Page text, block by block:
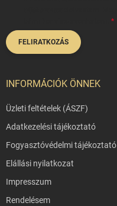
FELIRATKOZÁS
INFORMÁCIÓK ÖNNEK
Üzleti feltételek (ÁSZF)
Adatkezelési tájékoztató
Fogyasztóvédelmi tájékoztató
Elállási nyilatkozat
Impresszum
Rendelésem